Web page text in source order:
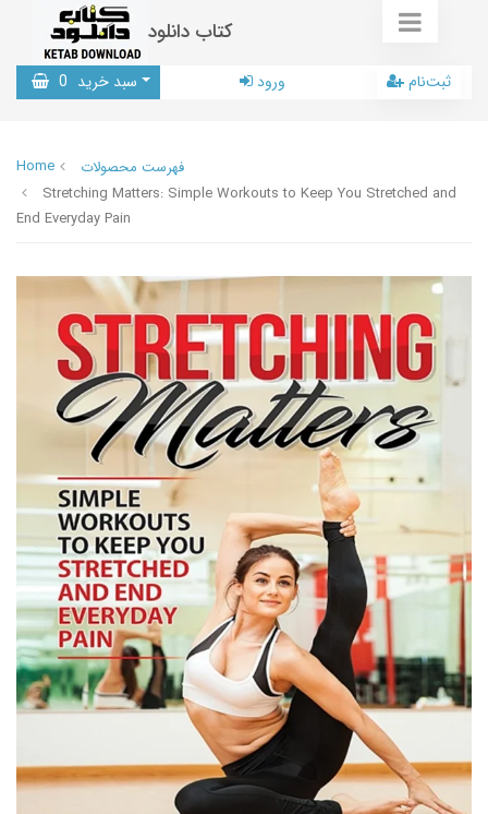
کتاب دانلود
سبد خرید 0 ورود ثبت‌نام
Home
فهرست محصولات
Stretching Matters: Simple Workouts to Keep You Stretched and
End Everyday Pain